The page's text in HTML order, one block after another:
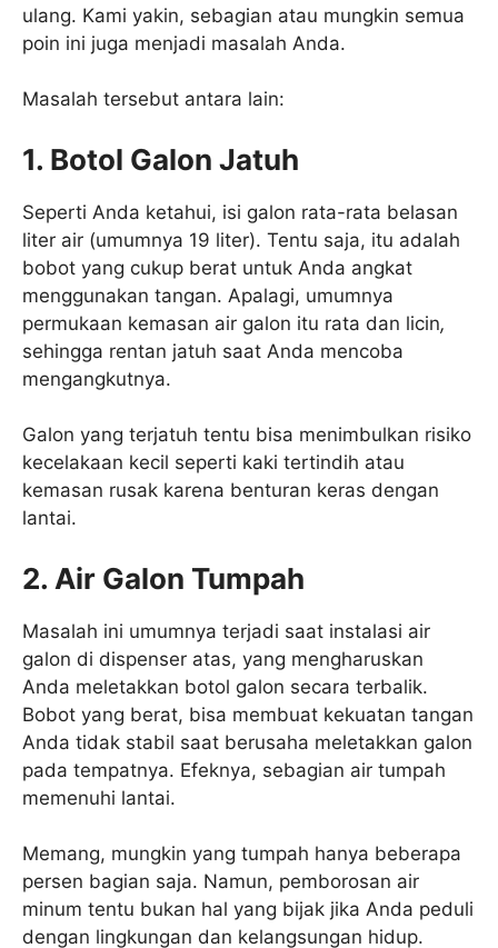
ulang. Kami yakin, sebagian atau mungkin semua
poin ini juga menjadi masalah Anda.
Masalah tersebut antara lain:
1. Botol Galon Jatuh
Seperti Anda ketahui, isi galon rata-rata belasan
liter air (umumnya 19 liter). Tentu saja, itu adalah
bobot yang cukup berat untuk Anda angkat
menggunakan tangan. Apalagi, umumnya
permukaan kemasan air galon itu rata dan licin,
sehingga rentan jatuh saat Anda mencoba
mengangkutnya.
Galon yang terjatuh tentu bisa menimbulkan risiko
kecelakaan kecil seperti kaki tertindih atau
kemasan rusak karena benturan keras dengan
lantai.
2. Air Galon Tumpah
Masalah ini umumnya terjadi saat instalasi air
galon di dispenser atas, yang mengharuskan
Anda meletakkan botol galon secara terbalik.
Bobot yang berat, bisa membuat kekuatan tangan
Anda tidak stabil saat berusaha meletakkan galon
pada tempatnya. Efeknya, sebagian air tumpah
memenuhi lantai.
Memang, mungkin yang tumpah hanya beberapa
persen bagian saja. Namun, pemborosan air
minum tentu bukan hal yang bijak jika Anda peduli
dengan lingkungan dan kelangsungan hidup.